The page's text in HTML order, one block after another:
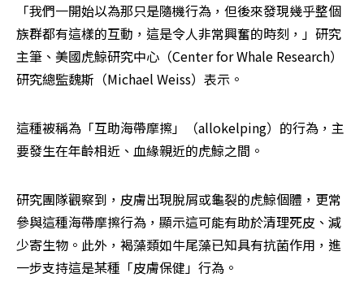
「我們一開始以為那只是隨機行為，但後來發現幾乎整個
族群都有這樣的互動，這是令人非常興奮的時刻，」研究
主筆、美國虎鯨研究中心（Center for Whale Research）
研究總監魏斯（Michael Weiss）表示。
這種被稱為「互助海帶摩擦」（allokelping）的行為，主
要發生在年齡相近、血緣親近的虎鯨之間。
研究團隊觀察到，皮膚出現脫屑或龜裂的虎鯨個體，更常
參與這種海帶摩擦行為，顯示這可能有助於清理死皮、減
少寄生物。此外，褐藻類如牛尾藻已知具有抗菌作用，進
一步支持這是某種「皮膚保健」行為。